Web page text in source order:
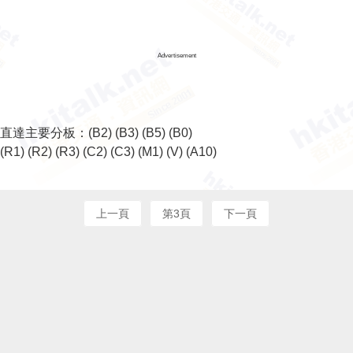
Advertisement
直達主要分板： (B2) (B3) (B5) (B0)
(R1) (R2) (R3) (C2) (C3) (M1) (V) (A10)
上一頁 第3頁 下一頁